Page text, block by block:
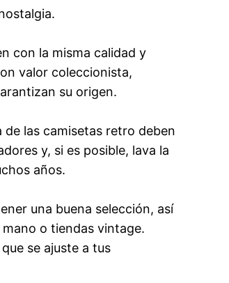
con la misma calidad y
valor coleccionista,
su origen.
las camisetas retro deben
y, si es posible, lava la
años.
una buena selección, así
o tiendas vintage.
se ajuste a tus